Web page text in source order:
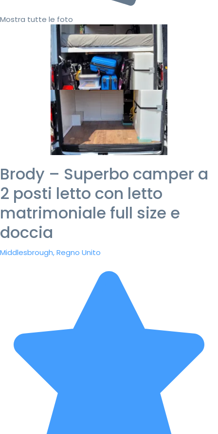
Mostra tutte le foto
Brody – Superbo camper a
2 posti letto con letto
matrimoniale full size e
doccia
Middlesbrough, Regno Unito